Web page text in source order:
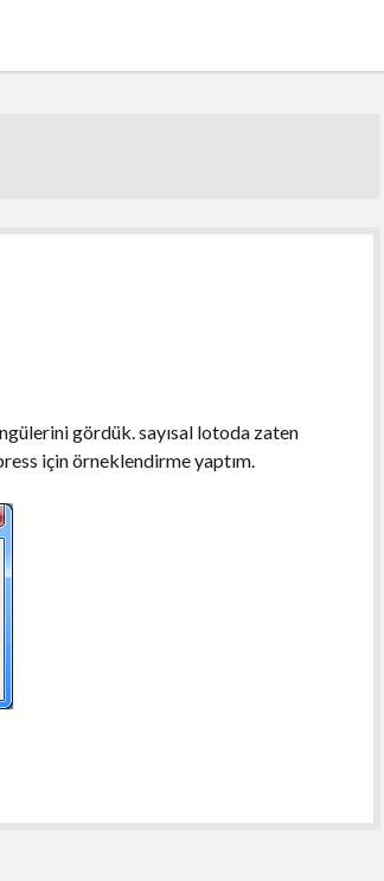
gördük. sayısal lotoda zaten
için örneklendirme yaptım.